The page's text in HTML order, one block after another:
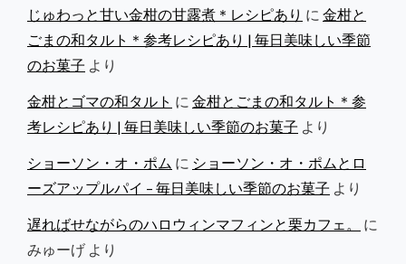
じゅわっと甘い金柑の甘露煮＊レシピあり に 金柑と
ごまの和タルト＊参考レシピあり | 毎日美味しい季節
のお菓子 より
金柑とゴマの和タルト に 金柑とごまの和タルト＊参
考レシピあり | 毎日美味しい季節のお菓子 より
ショーソン・オ・ポム に ショーソン・オ・ポムとロ
ーズアップルパイ – 毎日美味しい季節のお菓子 より
遅ればせながらのハロウィンマフィンと栗カフェ。
に
みゅーげ より